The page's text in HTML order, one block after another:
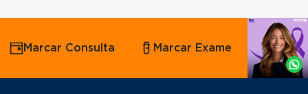
Agende
por
Whatsapp
Marcar Consulta Marcar Exame